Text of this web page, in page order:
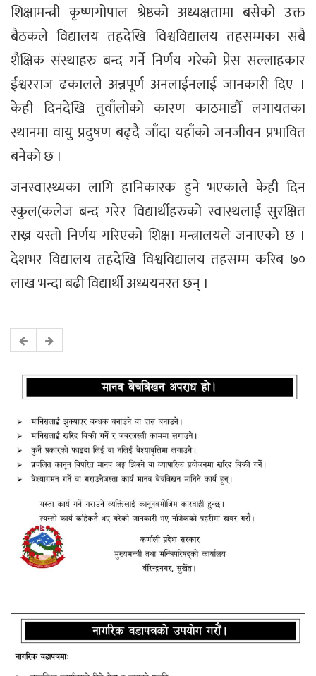
शिक्षामन्त्री कृष्णगोपाल श्रेष्ठको अध्यक्षतामा बसेको उक्त
बैठकले विद्यालय तहदेखि विश्वविद्यालय तहसम्मका सबै
शैक्षिक संस्थाहरु बन्द गर्ने निर्णय गरेको प्रेस सल्लाहकार
ईश्वरराज ढकालले अन्नपूर्ण अनलाईनलाई जानकारी दिए ।
केही दिनदेखि तुवाँलोको कारण काठमाडौँ लगायतका
स्थानमा वायु प्रदुषण बढ्दै जाँदा यहाँको जनजीवन प्रभावित
बनेको छ ।
जनस्वास्थ्यका लागि हानिकारक हुने भएकाले केही दिन
स्कुल(कलेज बन्द गरेर विद्यार्थीहरुको स्वास्थलाई सुरक्षित
राख्न यस्तो निर्णय गरिएको शिक्षा मन्त्रालयले जनाएको छ ।
देशभर विद्यालय तहदेखि विश्वविद्यालय तहसम्म करिब ७०
लाख भन्दा बढी विद्यार्थी अध्ययनरत छन् ।